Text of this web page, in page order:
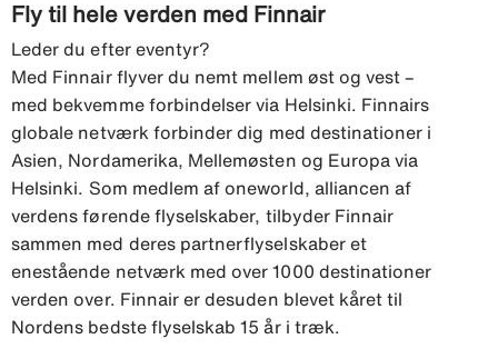
Fly til hele verden med Finnair
Leder du efter eventyr?
Med Finnair flyver du nemt mellem øst og vest –
med bekvemme forbindelser via Helsinki. Finnairs
globale netværk forbinder dig med destinationer i
Asien, Nordamerika, Mellemøsten og Europa via
Helsinki. Som medlem af oneworld, alliancen af
verdens førende flyselskaber, tilbyder Finnair
sammen med deres partnerflyselskaber et
enestående netværk med over 1000 destinationer
verden over. Finnair er desuden blevet kåret til
Nordens bedste flyselskab 15 år i træk.